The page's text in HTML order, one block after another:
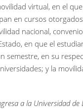
virtual, en el
en cursos
nacional,
en que el
semestre, en su
y la
a la Universidad de